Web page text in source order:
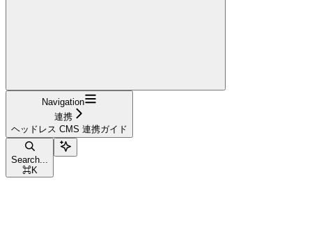
Navigation
連携
ヘッドレス CMS 連携ガイド
Search...
⌘K